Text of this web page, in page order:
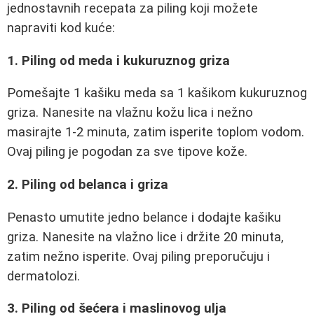
jednostavnih recepata za piling koji možete
napraviti kod kuće:
1. Piling od meda i kukuruznog griza
Pomešajte 1 kašiku meda sa 1 kašikom kukuruznog
griza. Nanesite na vlažnu kožu lica i nežno
masirajte 1-2 minuta, zatim isperite toplom vodom.
Ovaj piling je pogodan za sve tipove kože.
2. Piling od belanca i griza
Penasto umutite jedno belance i dodajte kašiku
griza. Nanesite na vlažno lice i držite 20 minuta,
zatim nežno isperite. Ovaj piling preporučuju i
dermatolozi.
3. Piling od šećera i maslinovog ulja